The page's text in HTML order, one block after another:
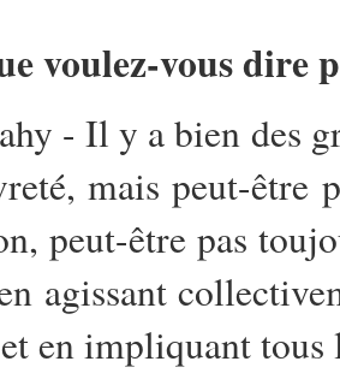
voulez-vous dire
- Il y a bien des
mais peut-être
peut-être pas
agissant
en impliquant tous